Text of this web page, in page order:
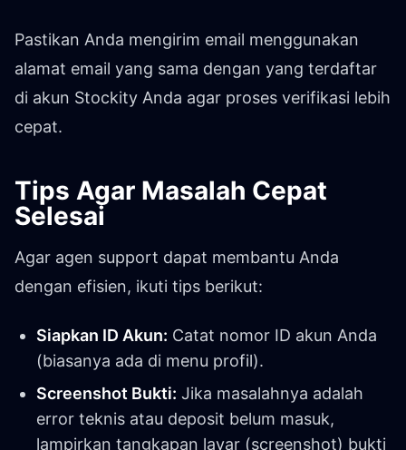
Pastikan Anda mengirim email menggunakan
alamat email yang sama dengan yang terdaftar
di akun Stockity Anda agar proses verifikasi lebih
cepat.
Tips Agar Masalah Cepat
Selesai
Agar agen support dapat membantu Anda
dengan efisien, ikuti tips berikut:
Siapkan ID Akun: Catat nomor ID akun Anda
(biasanya ada di menu profil).
Screenshot Bukti: Jika masalahnya adalah
error teknis atau deposit belum masuk,
lampirkan tangkapan layar (screenshot) bukti